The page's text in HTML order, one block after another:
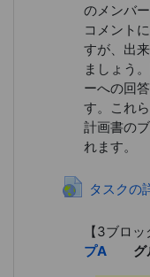
のメンバ
コメント
すが、出
ましょう
ーへの回
す。これ
計画書の
れます。
タスクの
【3ブロッ
プA グ